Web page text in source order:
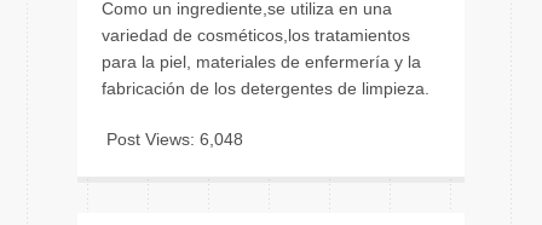
Como un ingrediente,se utiliza en una
variedad de cosméticos,los tratamientos
para la piel, materiales de enfermería y la
fabricación de los detergentes de limpieza.
Post Views: 6,048